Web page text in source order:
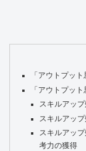
「アウトプッ
「アウトプッ
スキルアッ
スキルアッ
スキルアッ
考力の獲得